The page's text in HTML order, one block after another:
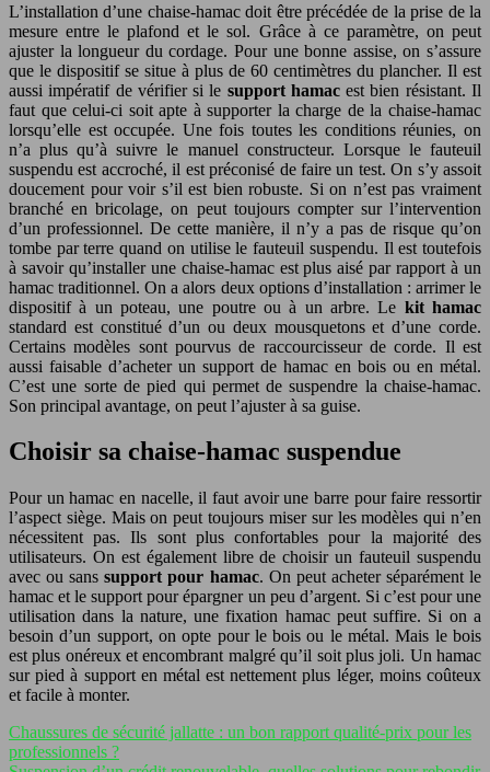
L’installation d’une chaise-hamac doit être précédée de la prise de la
mesure entre le plafond et le sol. Grâce à ce paramètre, on peut
ajuster la longueur du cordage. Pour une bonne assise, on s’assure
que le dispositif se situe à plus de 60 centimètres du plancher. Il est
aussi impératif de vérifier si le support hamacest bien résistant. Il
faut que celui-ci soit apte à supporter la charge de la chaise-hamac
lorsqu’elle est occupée. Une fois toutes les conditions réunies, on
n’a plus qu’à suivre le manuel constructeur. Lorsque le fauteuil
suspendu est accroché, il est préconisé de faire un test. On s’y assoit
doucement pour voir s’il est bien robuste. Si on n’est pas vraiment
branché en bricolage, on peut toujours compter sur l’intervention
d’un professionnel. De cette manière, il n’y a pas de risque qu’on
tombe par terre quand on utilise le fauteuil suspendu. Il est toutefois
à savoir qu’installer une chaise-hamac est plus aisé par rapport à un
hamac traditionnel. On a alors deux options d’installation : arrimer le
dispositif à un poteau, une poutre ou à un arbre. Le kit hamac
standard est constitué d’un ou deux mousquetons et d’une corde.
Certains modèles sont pourvus de raccourcisseur de corde. Il est
aussi faisable d’acheter un support de hamac en bois ou en métal.
C’est une sorte de pied qui permet de suspendre la chaise-hamac.
Son principal avantage, on peut l’ajuster à sa guise.
Choisir sa chaise-hamac suspendue
Pour un hamac en nacelle, il faut avoir une barre pour faire ressortir
l’aspect siège. Mais on peut toujours miser sur les modèles qui n’en
nécessitent pas. Ils sont plus confortables pour la majorité des
utilisateurs. On est également libre de choisir un fauteuil suspendu
avec ou sanssupport pour hamac. On peut acheter séparément le
hamac et le support pour épargner un peu d’argent. Si c’est pour une
utilisation dans la nature, une fixation hamac peut suffire. Si on a
besoin d’un support, on opte pour le bois ou le métal. Mais le bois
est plus onéreux et encombrant malgré qu’il soit plus joli. Un hamac
sur pied à support en métal est nettement plus léger, moins coûteux
et facile à monter.
Chaussures de sécurité jallatte : un bon rapport qualité-prix pour les
professionnels ?